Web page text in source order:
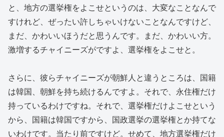
と、地方の選挙権をよこせというのは、大変なことなんで
すけれど、ぜったい許しちゃいけないことなんですけど、
まだ、かわいいほうだと思うんです。まだ、かわいい方。
激増するチャイニーズがですよ、選挙権をよこせと。
さらに、彼らチャイニーズが朝鮮人と違うところは、国籍
は韓国、朝鮮を持ち続けるんですよ。それで、永住権だけ
持っているわけですね。それで、選挙権だけよこせという
から、国籍は韓国ですから、国政選挙の選挙権とか持てな
いわけです。当たり前ですけど。せめて、地方選挙権だけ